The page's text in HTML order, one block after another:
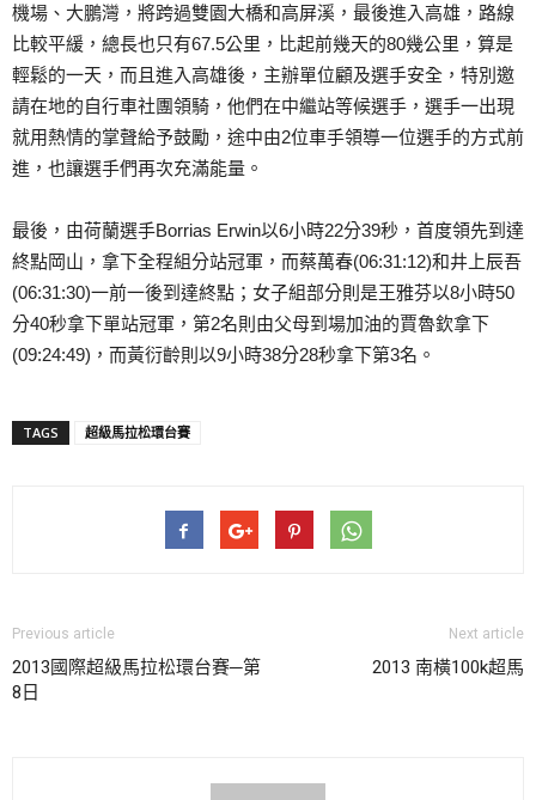
機場、大鵬灣，將跨過雙園大橋和高屏溪，最後進入高雄，路線
比較平緩，總長也只有67.5公里，比起前幾天的80幾公里，算是
輕鬆的一天，而且進入高雄後，主辦單位顧及選手安全，特別邀
請在地的自行車社團領騎，他們在中繼站等候選手，選手一出現
就用熱情的掌聲給予鼓勵，途中由2位車手領導一位選手的方式前
進，也讓選手們再次充滿能量。
最後，由荷蘭選手Borrias Erwin以6小時22分39秒，首度領先到達
終點岡山，拿下全程組分站冠軍，而蔡萬春(06:31:12)和井上辰吾
(06:31:30)一前一後到達終點；女子組部分則是王雅芬以8小時50
分40秒拿下單站冠軍，第2名則由父母到場加油的賈魯欽拿下
(09:24:49)，而黃衍齡則以9小時38分28秒拿下第3名。
TAGS 超級馬拉松環台賽
Previous article
2013國際超級馬拉松環台賽─第
8日
Next article
2013 南橫100k超馬